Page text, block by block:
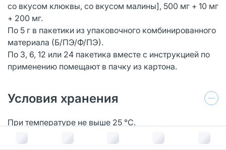
со вкусом клюквы, со вкусом малины], 500 мг + 10 мг
+ 200 мг.
По 5 г в пакетики из упаковочного комбинированного
материала (Б/ПЭ/Ф/ПЭ).
По 3, 6, 12 или 24 пакетика вместе с инструкцией по
применению помещают в пачку из картона.
Условия хранения
При температуре не выше 25 °С.
Хранить в недоступном для детей месте.